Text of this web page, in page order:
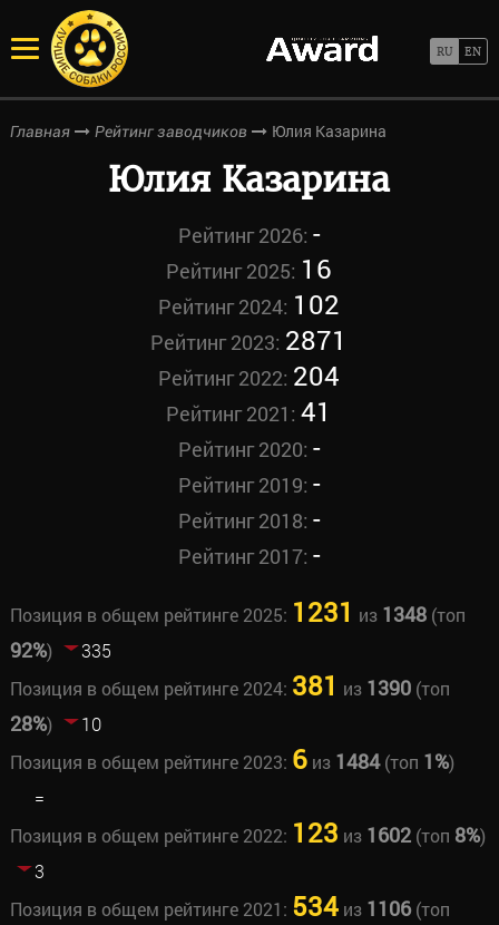
Главная Рейтинг заводчиков Юлия Казарина
Юлия Казарина
Рейтинг 2026: -
Рейтинг 2025: 16
Рейтинг 2024: 102
Рейтинг 2023: 2871
Рейтинг 2022: 204
Рейтинг 2021:41
Рейтинг 2020: -
Рейтинг 2019: -
Рейтинг 2018: -
Рейтинг 2017: -
Позиция в общем рейтинге 2025: 1231 из 1348(топ
92%)
335
Позиция в общем рейтинге 2024: 381 из 1390(топ
28%)
10
Позиция в общем рейтинге 2023: 6из 1484(топ 1%)
=
Позиция в общем рейтинге 2022: 123 из 1602(топ 8%)
3
Позиция в общем рейтинге 2021: 534из 1106(топ